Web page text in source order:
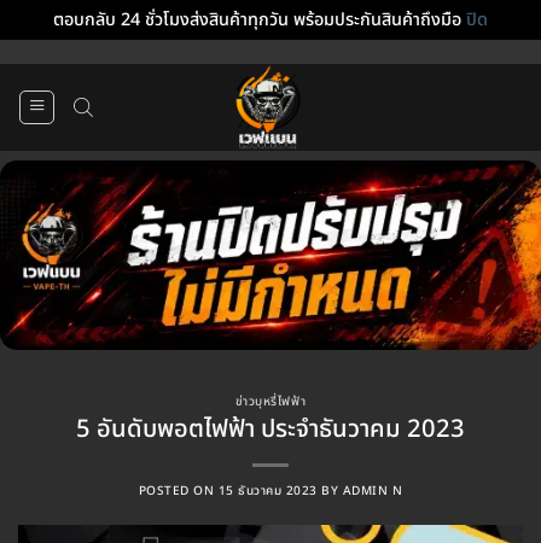
ตอบกลับ 24 ชั่วโมงส่งสินค้าทุกวัน พร้อมประกันสินค้าถึงมือปิด
ข่าวบุหรี่ไฟฟ้า
5 อันดับพอตไฟฟ้า ประจำธันวาคม 2023
POSTED ON 15 ธันวาคม 2023 BY ADMIN N